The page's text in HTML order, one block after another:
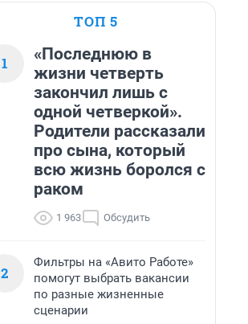
ТОП 5
1
«Последнюю в
жизни четверть
закончил лишь с
одной четверкой».
Родители рассказали
про сына, который
всю жизнь боролся с
раком
1 963 Обсудить
2
Фильтры на «Авито Работе»
помогут выбрать вакансии
по разные жизненные
сценарии